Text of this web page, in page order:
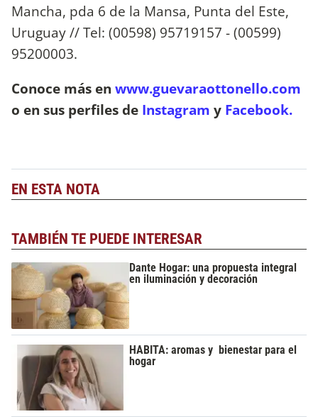
Mancha, pda 6 de la Mansa, Punta del Este,
Uruguay // Tel: (00598) 95719157 - (00599)
95200003.
Conoce más en www.guevaraottonello.com
o en sus perfiles de Instagram y Facebook.
EN ESTA NOTA
TAMBIÉN TE PUEDE INTERESAR
Dante Hogar: una propuesta integral
en iluminación y decoración
HABITA: aromas y bienestar para el
hogar